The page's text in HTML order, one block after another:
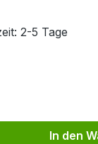
2-5 Tage
denIn den